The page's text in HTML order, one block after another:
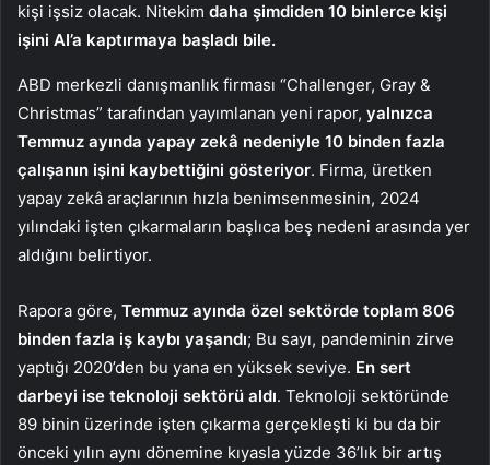
kişi işsiz olacak. Nitekim daha şimdiden 10 binlerce kişi
işini AI’a kaptırmaya başladı bile.
ABD merkezli danışmanlık firması “Challenger, Gray &
Christmas” tarafından yayımlanan yeni rapor, yalnızca
Temmuz ayında yapay zekâ nedeniyle 10 binden fazla
çalışanın işini kaybettiğini gösteriyor. Firma, üretken
yapay zekâ araçlarının hızla benimsenmesinin, 2024
yılındaki işten çıkarmaların başlıca beş nedeni arasında yer
aldığını belirtiyor.
Rapora göre, Temmuz ayında özel sektörde toplam 806
binden fazla iş kaybı yaşandı; Bu sayı, pandeminin zirve
yaptığı 2020’den bu yana en yüksek seviye. En sert
darbeyi ise teknoloji sektörü aldı. Teknoloji sektöründe
89 binin üzerinde işten çıkarma gerçekleşti ki bu da bir
önceki yılın aynı dönemine kıyasla yüzde 36’lık bir artış